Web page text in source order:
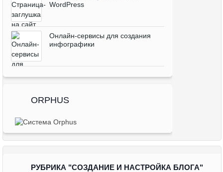
WordPress
Онлайн-сервисы для создания
инфографики
ORPHUS
РУБРИКА "СОЗДАНИЕ И НАСТРОЙКА БЛОГА"